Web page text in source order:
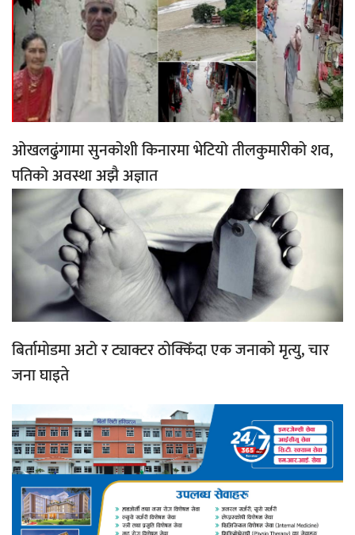
ओखलढुंगामा सुनकोशी किनारमा भेटियो तीलकुमारीको शव,
पतिको अवस्था अझै अज्ञात
बिर्तामोडमा अटो र ट्याक्टर ठोक्किँदा एक जनाको मृत्यु, चार
जना घाइते